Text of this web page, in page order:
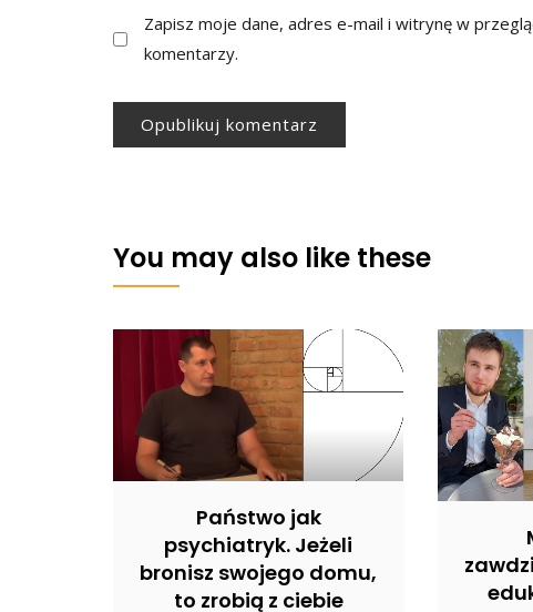
Zapisz moje dane, adres e-mail i witrynę w
komentarzy.
You may also like these
Państwo jak
psychiatryk. Jeżeli
bronisz swojego domu,
to zrobią z ciebie